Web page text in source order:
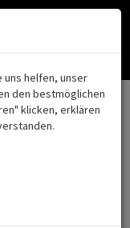
Alle Kategorien
FAHRZEUGTEILE
Montageständer
momentan leer.
Fertig
einverstanden!
uns helfen, unser
den bestmöglichen
klicken, erklären